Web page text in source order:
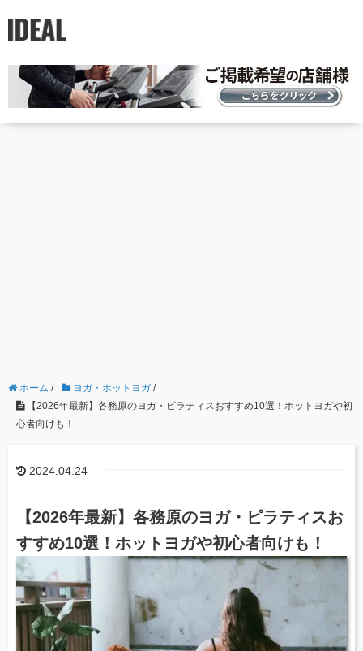
ホーム / ヨガ・ホットヨガ /
【2026年最新】各務原のヨガ・ピラティスおすすめ10選！ホットヨガや初
心者向けも！
2024.04.24
【2026年最新】各務原のヨガ・ピラティスお
すすめ10選！ホットヨガや初心者向けも！